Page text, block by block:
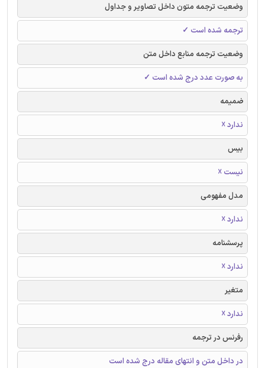
وضعیت ترجمه متون داخل تصاویر و جداول
ترجمه شده است ✓
وضعیت ترجمه منابع داخل متن
به صورت عدد درج شده است ✓
ضمیمه
ندارد ☓
بیس
نیست ☓
مدل مفهومی
ندارد ☓
پرسشنامه
ندارد ☓
متغیر
ندارد ☓
رفرنس در ترجمه
در داخل متن و انتهای مقاله درج شده است